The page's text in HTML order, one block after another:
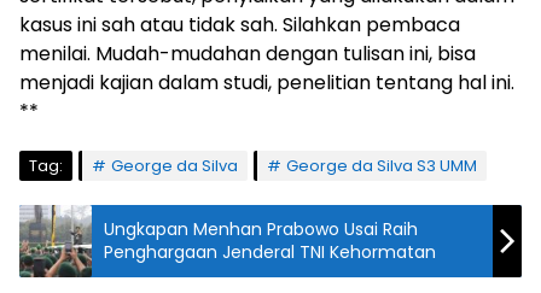
kasus ini sah atau tidak sah. Silahkan pembaca
menilai. Mudah-mudahan dengan tulisan ini, bisa
menjadi kajian dalam studi, penelitian tentang hal ini.
**
Tag: George da Silva George da Silva S3 UMM
Ungkapan Menhan Prabowo Usai Raih
Penghargaan Jenderal TNI Kehormatan